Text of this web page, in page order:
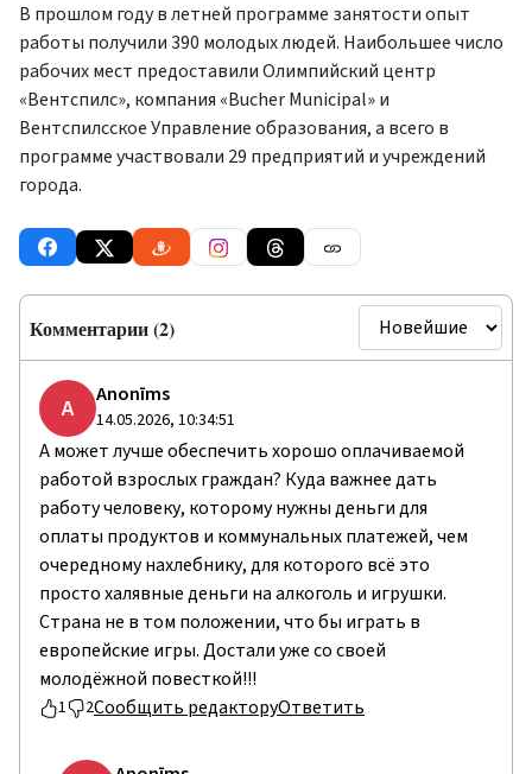
В прошлом году в летней программе занятости опыт
работы получили 390 молодых людей. Наибольшее число
рабочих мест предоставили Олимпийский центр
«Вентспилс», компания «Bucher Municipal» и
Вентспилсское Управление образования, а всего в
программе участвовали 29 предприятий и учреждений
города.
Комментарии (2)
A Anonīms
14.05.2026, 10:34:51
А может лучше обеспечить хорошо оплачиваемой
работой взрослых граждан? Куда важнее дать
работу человеку, которому нужны деньги для
оплаты продуктов и коммунальных платежей, чем
очередному нахлебнику, для которого всё это
просто халявные деньги на алкоголь и игрушки.
Страна не в том положении, что бы играть в
европейские игры. Достали уже со своей
молодёжной повесткой!!!
1 2Сообщить редакторуОтветить